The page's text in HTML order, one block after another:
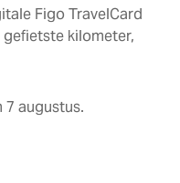
Figo TravelCard
kilometer,
7 augustus.